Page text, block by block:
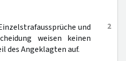
2
und
weisen keinen
des Angeklagten auf.